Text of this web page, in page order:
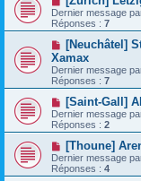
Dernier message
Réponses : 7
[Neuchâtel]
Xamax
Dernier message
Réponses : 7
[Saint-Gall]
Dernier message
Réponses : 2
[Thoune]
Dernier message
Réponses : 4